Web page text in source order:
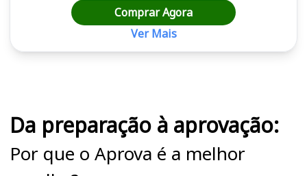
Comprar Agora
Ver Mais
Da preparação à aprovação:
Por que o Aprova é a melhor